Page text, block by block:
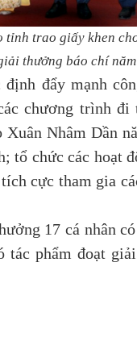
tỉnh trao giấy khen
thưởng báo chí
đẩy mạnh
chương trình đi
Nhâm Dần
tổ chức các hoạt
cực tham gia
17 cá nhân
phẩm đoạt